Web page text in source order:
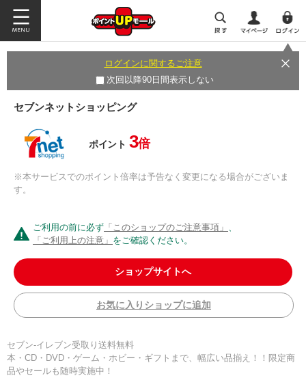
ログインに関するご注意
次回以降90日間表示しない
セブンネットショッピング
ポイント 3倍
※本サービスでのポイント倍率は予告なく変更になる場合がございま
す。
ご利用の前に必ず 「このショップのご注意事項」 、
「ご利用上の注意」 をご確認ください。
ショップサイトへ
お気に入りショップに追加
セブン-イレブン受取り送料無料
本・CD・DVD・ゲーム・ホビー・ギフトまで、幅広い品揃え！！限定商
品やセールも随時実施中！